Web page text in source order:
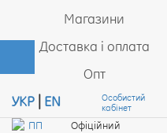
Магазини
Доставка і оплата
Опт
УКР
EN
Особистий
кабінет
Офіційний